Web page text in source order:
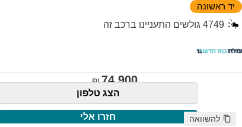
יד ראשונה
4749 גולשים התעניינו ברכב זה
74,900
הצג טלפון
חזרו אלי להשוואה